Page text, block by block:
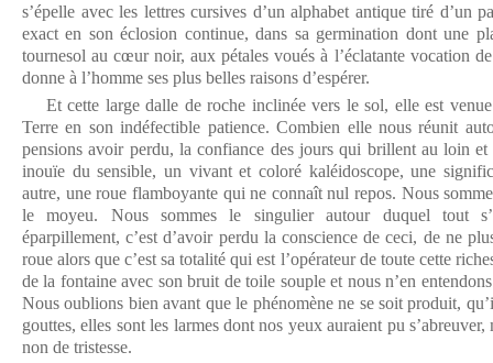
s’épelle avec les lettres cursives d’un alphabet antique tiré d’un
exact en son éclosion continue, dans sa germination dont une
tournesol au cœur noir, aux pétales voués à l’éclatante vocation
donne à l’homme ses plus belles raisons d’espérer.
Et cette large dalle de roche inclinée vers le sol, elle est venue
Terre en son indéfectible patience. Combien elle nous réunit
pensions avoir perdu, la confiance des jours qui brillent au loin
inouïe du sensible, un vivant et coloré kaléidoscope, une
autre, une roue flamboyante qui ne connaît nul repos. Nous
le moyeu. Nous sommes le singulier autour duquel tout
éparpillement, c’est d’avoir perdu la conscience de ceci, de ne
roue alors que c’est sa totalité qui est l’opérateur de toute cette
de la fontaine avec son bruit de toile souple et nous n’en
Nous oublions bien avant que le phénomène ne se soit produit,
gouttes, elles sont les larmes dont nos yeux auraient pu
non de tristesse.